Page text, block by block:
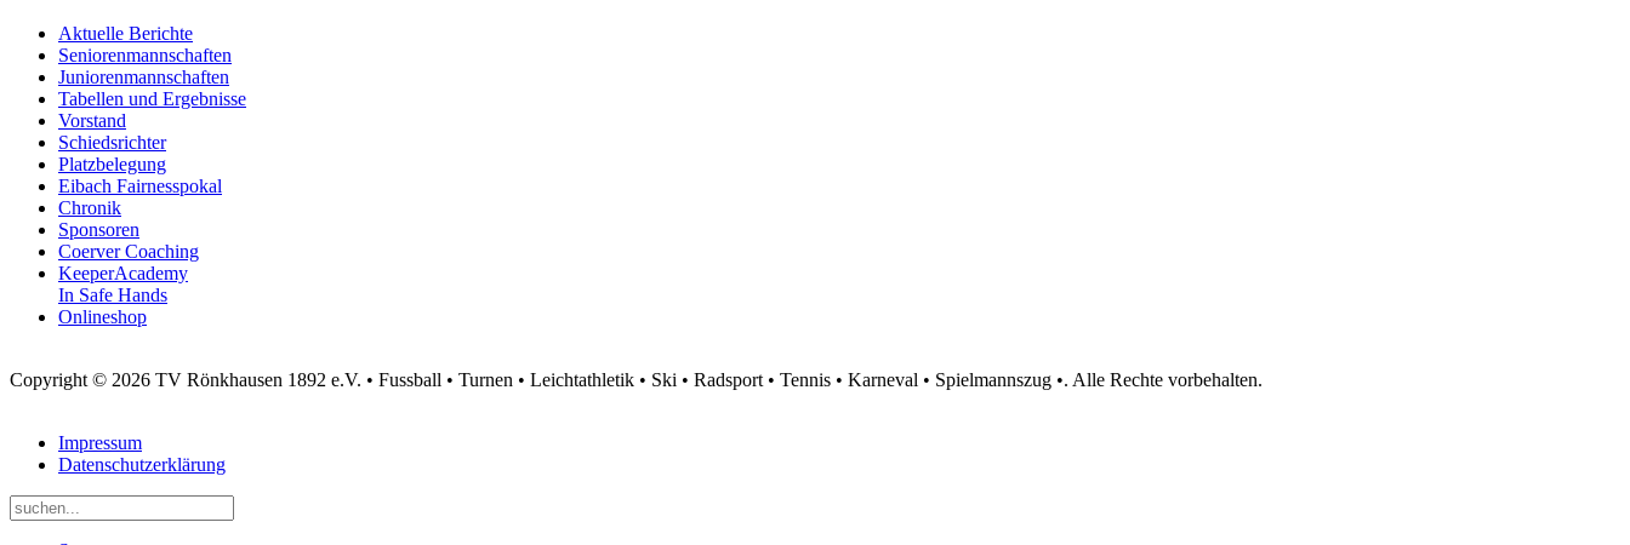
Aktuelle Berichte
Seniorenmannschaften
Juniorenmannschaften
Tabellen und Ergebnisse
Vorstand
Schiedsrichter
Platzbelegung
Eibach Fairnesspokal
Chronik
Sponsoren
Coerver Coaching
KeeperAcademy
In Safe Hands
Onlineshop
Copyright © 2026 TV Rönkhausen 1892 e.V. • Fussball • Turnen • Leichtathletik • Ski • Radsport • Tennis • Karneval • Spielmannszug •. Alle Rechte vorbehalten.
Impressum
Datenschutzerklärung